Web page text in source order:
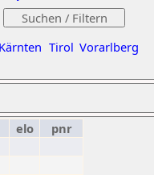
Kärnten Tirol Vorarlberg
elo
pnr